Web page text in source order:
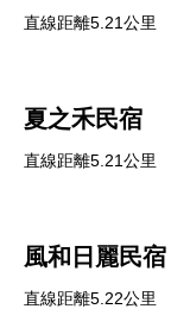
直線距離5.21公里
夏之禾民宿
直線距離5.21公里
風和日麗民宿
直線距離5.22公里